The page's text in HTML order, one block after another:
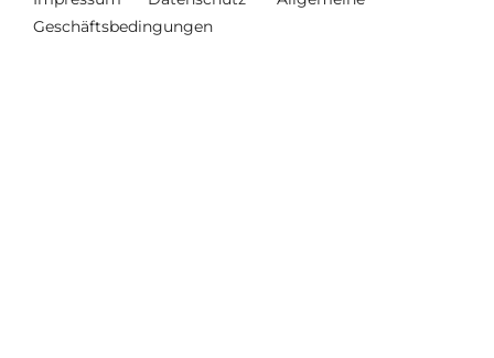
Geschäftsbedingungen